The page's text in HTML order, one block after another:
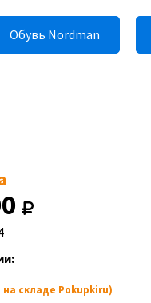
Обувь Nordman
на складе Pokupkiru)